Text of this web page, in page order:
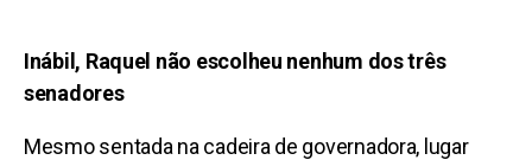
Inábil, Raquel não escolheu nenhum dos três
senadores
Mesmo sentada na cadeira de governadora, lugar